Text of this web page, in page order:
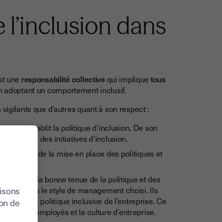
dans
une responsabilité collectivequi implique tous
un comportement inclusif.
que d’autres quant à son respect :
et établit la politique d’inclusion. De son
efficace des initiatives d’inclusion.
de la mise en place des politiques et
de la bonne tenue de la politique et des
dans le style de management choisi. Ils
à la politique inclusive de l’entreprise. Ce
des employés et la culture d’entreprise.
de